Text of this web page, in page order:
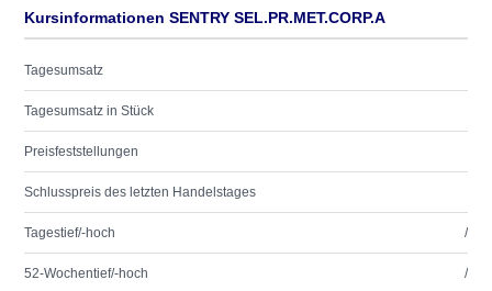
Kursinformationen SENTRY SEL.PR.MET.CORP.A
Tagesumsatz
Tagesumsatz in Stück
Preisfeststellungen
Schlusspreis des letzten Handelstages
Tagestief/-hoch /
52-Wochentief/-hoch /